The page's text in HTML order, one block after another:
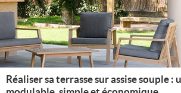
Réaliser sa terrasse sur assise souple :